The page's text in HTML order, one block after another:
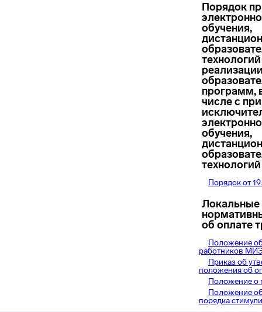
Порядок
обучения,
программ,
числе с
обучения,
технологий
Порядок от
Локальные
об оплате
Положение
работников
Приказ об
положения об
Положение о
Положение
порядка